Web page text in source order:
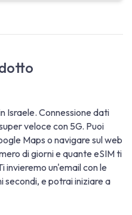
Israele. Connessione dati
veloce con 5G. Puoi
Maps o navigare sul web
di giorni e quante eSIM ti
invieremo un'email con le
secondi, e potrai iniziare a